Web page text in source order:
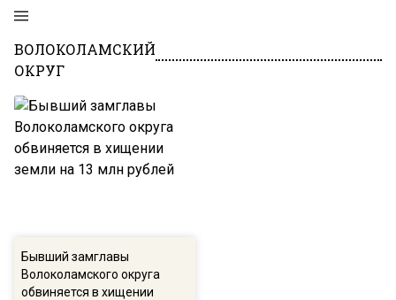
ВОЛОКОЛАМСКИЙ
ОКРУГ
Бывший замглавы
Волоколамского округа
обвиняется в хищении